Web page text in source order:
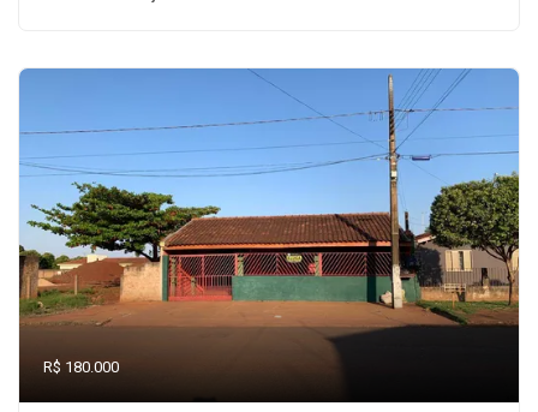
R$ 180.000